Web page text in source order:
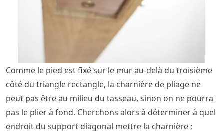
Comme le pied est fixé sur le mur au-delà du troisième
côté du triangle rectangle, la charnière de pliage ne
peut pas être au milieu du tasseau, sinon on ne pourra
pas le plier à fond. Cherchons alors à déterminer à quel
endroit du support diagonal mettre la charnière ;